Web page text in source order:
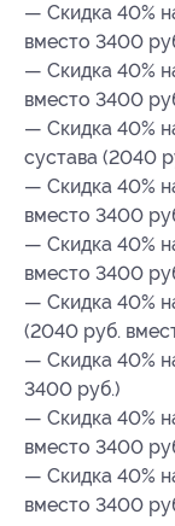
— Скидка 40%
вместо 3400
— Скидка 40%
вместо 3400
— Скидка 40%
сустава (2040
— Скидка 40%
вместо 3400
— Скидка 40%
вместо 3400
— Скидка 40%
(2040 руб.
— Скидка 40%
3400 руб.)
— Скидка 40%
вместо 3400
— Скидка 40%
вместо 3400